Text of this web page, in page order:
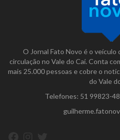
O Jornal Fato Novo é o veículo
circulação no Vale do Caí. Conta
mais 25.000 pessoas e cobre o
do Vale
Telefones: 51 99823-